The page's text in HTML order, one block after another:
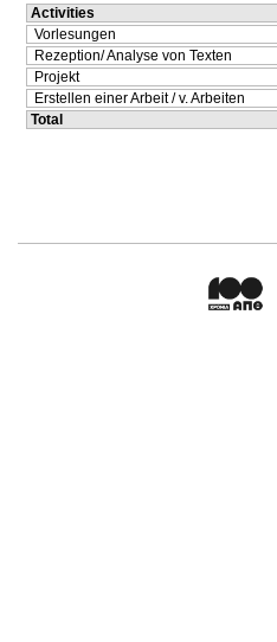
Activities
Vorlesungen
Rezeption/ Analyse von Texten
Projekt
Erstellen einer Arbeit / v. Arbeiten
Total